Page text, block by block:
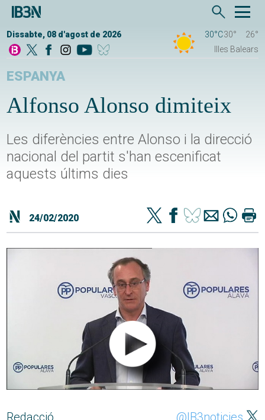
Dissabte, 08 d'agost de 2026 30°C30°
26°
Illes Balears
ESPANYA
Alfonso Alonso dimiteix
Les diferències entre Alonso i la direcció
nacional del partit s'han escenificat
aquests últims dies
24/02/2020